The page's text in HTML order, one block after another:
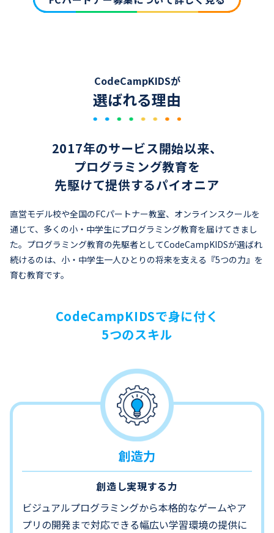
CodeCampKIDSが
選ばれる理由
2017年のサービス開始以来、
プログラミング教育を
先駆けて提供するパイオニア
直営モデル校や全国のFCパートナー教室、オンラインスクールを
通じて、多くの小・中学生にプログラミング教育を届けてきまし
た。プログラミング教育の先駆者としてCodeCampKIDSが選ばれ
続けるのは、小・中学生一人ひとりの将来を支える『5つの力』を
育む教育です。
CodeCampKIDSで身に付く
5つのスキル
創造力
創造し実現する力
ビジュアルプログラミングから本格的なゲームやア
プリの開発まで対応できる幅広い学習環境の提供に